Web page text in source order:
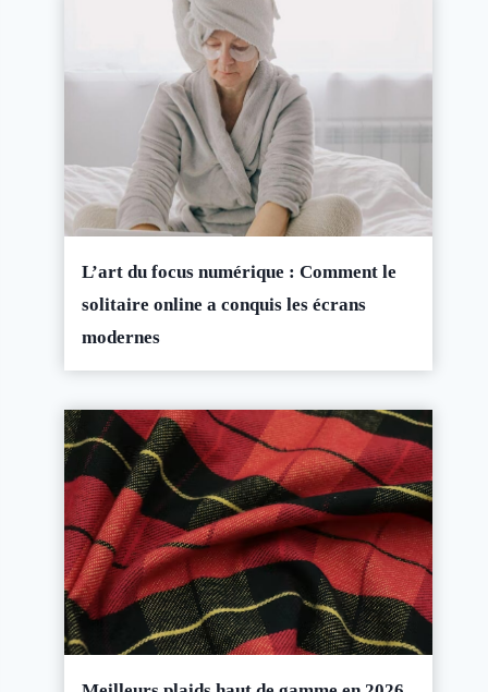
L’art du focus numérique : Comment le
solitaire online a conquis les écrans
modernes